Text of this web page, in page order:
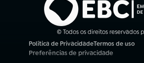
© Todos os direitos reservados
Política de Privacidade
(abre em nova aba)
Termos de uso
(abre em nova aba)
Preferências de privacidade